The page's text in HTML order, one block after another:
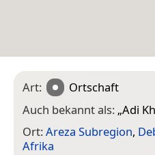
Art:
Ortschaft
Auch bekannt als: „Adi
Ort:Areza Subregion,
Afrika